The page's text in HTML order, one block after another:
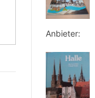
Anbieter: